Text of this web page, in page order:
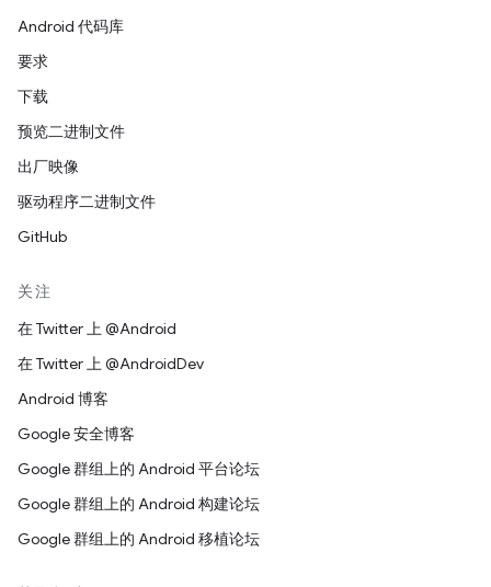
Android 代码库
要求
下载
预览二进制文件
出厂映像
驱动程序二进制文件
GitHub
关注
在 Twitter 上 @Android
在 Twitter 上 @AndroidDev
Android 博客
Google 安全博客
Google 群组上的 Android 平台论坛
Google 群组上的 Android 构建论坛
Google 群组上的 Android 移植论坛